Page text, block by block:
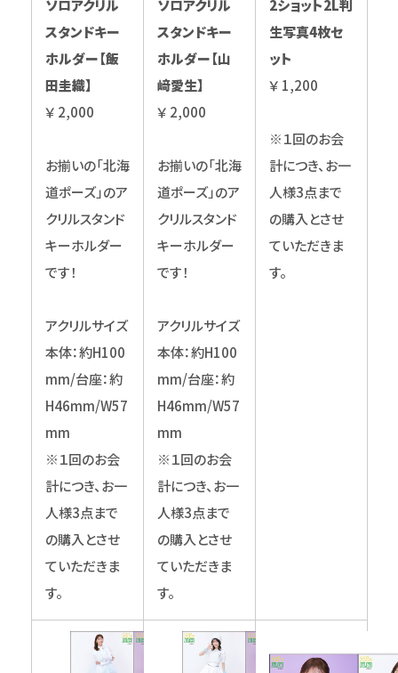
ソロアクリル
スタンドキー
ホルダー【飯
田圭織】
￥ 2,000
お揃いの「北海
道ポーズ」のア
クリルスタンド
キーホルダー
です！
アクリルサイズ
本体：約H100
mm/台座：約
H46mm/W57
mm
※１回のお会
計につき、お一
人様3点まで
の購入とさせ
ていただきま
す。
ソロアクリル
スタンドキー
ホルダー【山
﨑愛生】
￥ 2,000
お揃いの「北海
道ポーズ」のア
クリルスタンド
キーホルダー
です！
アクリルサイズ
本体：約H100
mm/台座：約
H46mm/W57
mm
※１回のお会
計につき、お一
人様3点まで
の購入とさせ
ていただきま
す。
2ショット2L判
生写真4枚セ
ット
￥ 1,200
※１回のお会
計につき、お一
人様3点まで
の購入とさせ
ていただきま
す。